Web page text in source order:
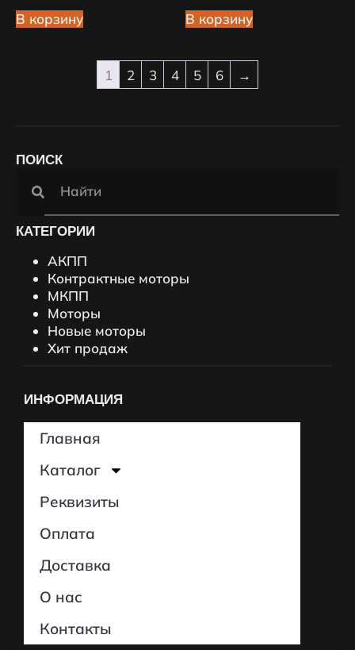
В корзину В корзину
1 2 3 4 5 6 →
ПОИСК
КАТЕГОРИИ
АКПП
Контрактные моторы
МКПП
Моторы
Новые моторы
Хит продаж
ИНФОРМАЦИЯ
Главная
Каталог
Реквизиты
Оплата
Доставка
О нас
Контакты